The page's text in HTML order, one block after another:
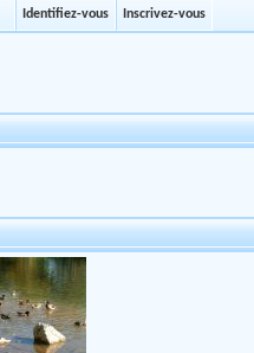
Identifiez-vous Inscrivez-vous